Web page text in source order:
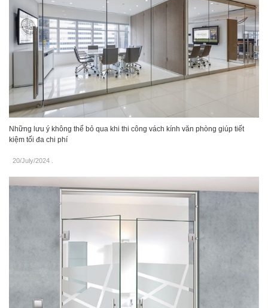
Những lưu ý không thể bỏ qua khi thi công vách kính văn phòng giúp tiết
kiệm tối đa chi phí
20/July/2024